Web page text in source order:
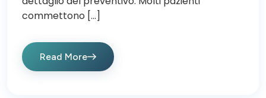
commettono […]
Read More